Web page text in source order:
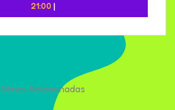
21:00 |
Séries Relacionadas